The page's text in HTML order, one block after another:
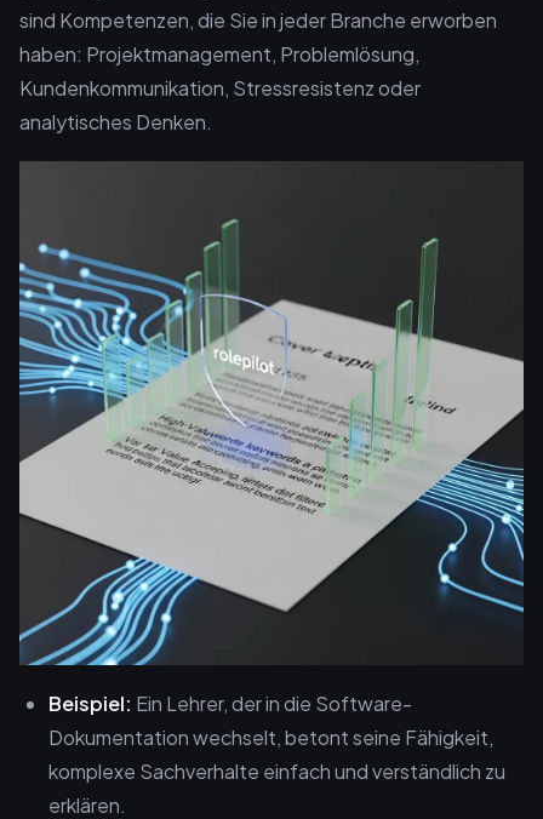
sind Kompetenzen, die Sie in jeder Branche erworben
haben: Projektmanagement, Problemlösung,
Kundenkommunikation, Stressresistenz oder
analytisches Denken.
Beispiel: Ein Lehrer, der in die Software-
Dokumentation wechselt, betont seine Fähigkeit,
komplexe Sachverhalte einfach und verständlich zu
erklären.